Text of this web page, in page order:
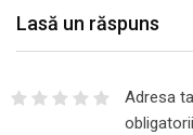
Lasă un răspuns
Adresa